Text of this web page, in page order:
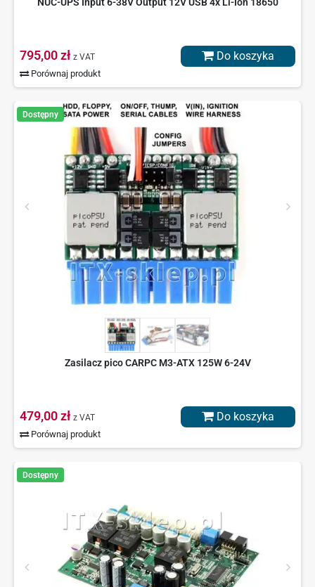
NUC-UPS Input 6-38V Output 12V USB 4x Li-Ion 18650
795,00 zł z VAT
Porównaj produkt
Do koszyka
Dostępny
Zasilacz pico CARPC M3-ATX 125W 6-24V
479,00 zł z VAT
Porównaj produkt
Do koszyka
Dostępny